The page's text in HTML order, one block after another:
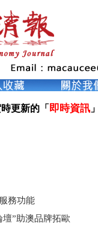
更新的「 即時資訊」
務功能
”助澳品牌拓歐